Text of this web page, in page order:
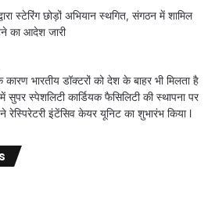
स्टेरिंग छोड़ों अभियान स्थगित, संगठन में शामिल
का आदेश जारी
कारण भारतीय डॉक्टरों को देश के बाहर भी मिलता है
सुपर स्पेशलिटी कार्डियक फैसिलिटी की स्थापना पर
रेस्पिरेटरी इंटेंसिव केयर यूनिट का शुभारंभ किया l